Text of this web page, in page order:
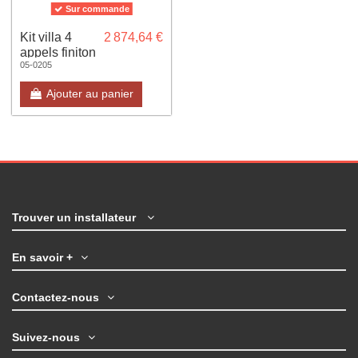
Sur commande
Kit villa 4
appels finiton
Gris
anthracite
05-0205
2 874,64 €
Ajouter au panier
Trouver un installateur
En savoir +
Contactez-nous
Suivez-nous